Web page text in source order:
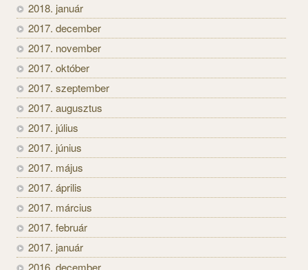
2018. január
2017. december
2017. november
2017. október
2017. szeptember
2017. augusztus
2017. július
2017. június
2017. május
2017. április
2017. március
2017. február
2017. január
2016. december